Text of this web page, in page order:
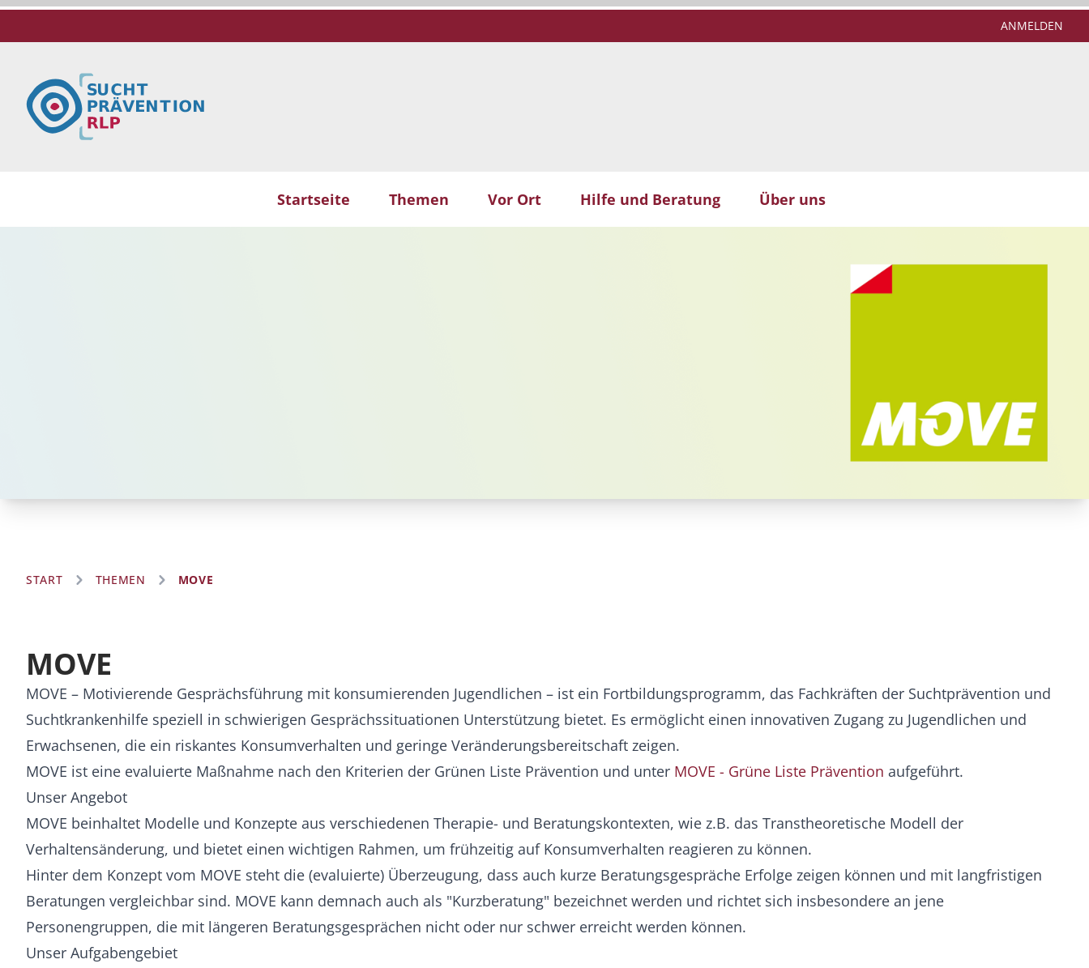
ANMELDEN
Startseite Themen Vor Ort Hilfe und Beratung Über uns
START THEMEN MOVE
MOVE
MOVE – Motivierende Gesprächsführung mit konsumierenden Jugendlichen – ist ein Fortbildungsprogramm, das Fachkräften der Suchtprävention und
Suchtkrankenhilfe speziell in schwierigen Gesprächssituationen Unterstützung bietet. Es ermöglicht einen innovativen Zugang zu Jugendlichen und
Erwachsenen, die ein riskantes Konsumverhalten und geringe Veränderungsbereitschaft zeigen.
MOVE ist eine evaluierte Maßnahme nach den Kriterien der Grünen Liste Prävention und unter MOVE - Grüne Liste Prävention aufgeführt.
Unser Angebot
MOVE beinhaltet Modelle und Konzepte aus verschiedenen Therapie- und Beratungskontexten, wie z.B. das Transtheoretische Modell der
Verhaltensänderung, und bietet einen wichtigen Rahmen, um frühzeitig auf Konsumverhalten reagieren zu können.
Hinter dem Konzept vom MOVE steht die (evaluierte) Überzeugung, dass auch kurze Beratungsgespräche Erfolge zeigen können und mit langfristigen
Beratungen vergleichbar sind. MOVE kann demnach auch als "Kurzberatung" bezeichnet werden und richtet sich insbesondere an jene
Personengruppen, die mit längeren Beratungsgesprächen nicht oder nur schwer erreicht werden können.
Unser Aufgabengebiet